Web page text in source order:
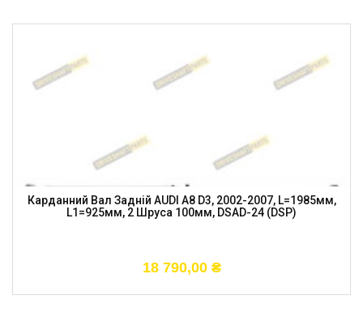
Карданний Вал Задній AUDI A8 D3, 2002-2007, L=1985мм,
L1=925мм, 2 Шруса 100мм, DSAD-24 (DSP)
18 790,00 ₴